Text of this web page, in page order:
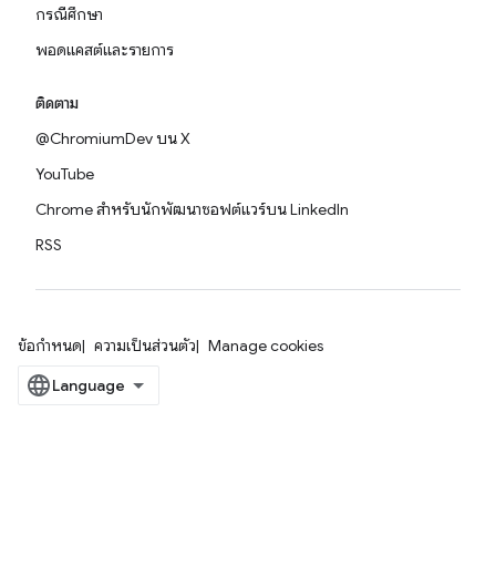
กรณีศึกษา
พอดแคสต์และรายการ
ติดตาม
@ChromiumDev บน X
YouTube
Chrome สำหรับนักพัฒนาซอฟต์แวร์บน LinkedIn
RSS
ข้อกำหนด ความเป็นส่วนตัว Manage cookies